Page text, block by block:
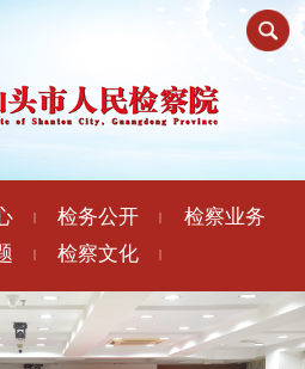
检务公开
检察业务
检察文化